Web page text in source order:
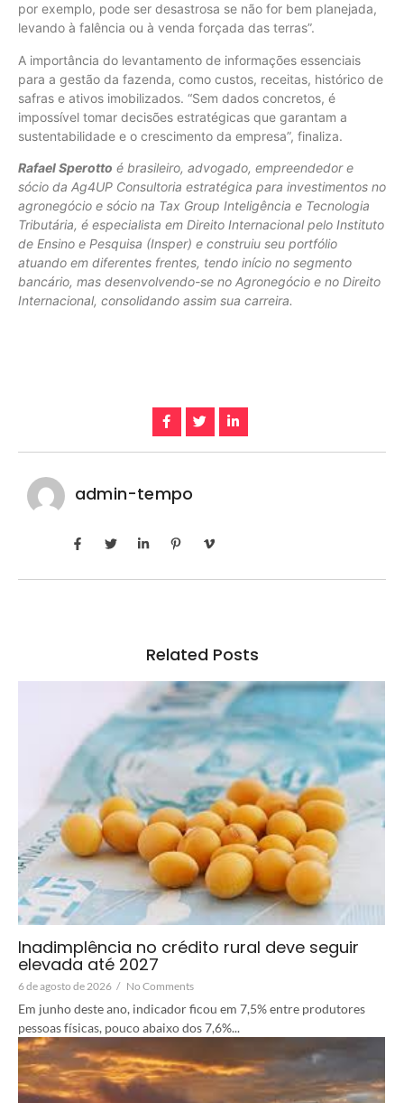
por exemplo, pode ser desastrosa se não for bem planejada,
levando à falência ou à venda forçada das terras”.
A importância do levantamento de informações essenciais
para a gestão da fazenda, como custos, receitas, histórico de
safras e ativos imobilizados. “Sem dados concretos, é
impossível tomar decisões estratégicas que garantam a
sustentabilidade e o crescimento da empresa”, finaliza.
Rafael Sperotto é brasileiro, advogado, empreendedor e
sócio da Ag4UP Consultoria estratégica para investimentos no
agronegócio e sócio na Tax Group Inteligência e Tecnologia
Tributária, é especialista em Direito Internacional pelo Instituto
de Ensino e Pesquisa (Insper) e construiu seu portfólio
atuando em diferentes frentes, tendo início no segmento
bancário, mas desenvolvendo-se no Agronegócio e no Direito
Internacional, consolidando assim sua carreira.
admin-tempo
Related Posts
Inadimplência no crédito rural deve seguir
elevada até 2027
6 de agosto de 2026 / No Comments
Em junho deste ano, indicador ficou em 7,5% entre produtores
pessoas físicas, pouco abaixo dos 7,6%...